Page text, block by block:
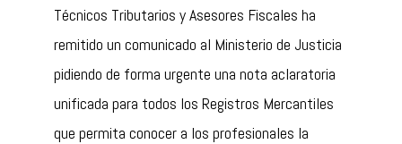
Técnicos Tributarios y Asesores Fiscales ha
remitido un comunicado al Ministerio de Justicia
pidiendo de forma urgente una nota aclaratoria
unificada para todos los Registros Mercantiles
que permita conocer a los profesionales la